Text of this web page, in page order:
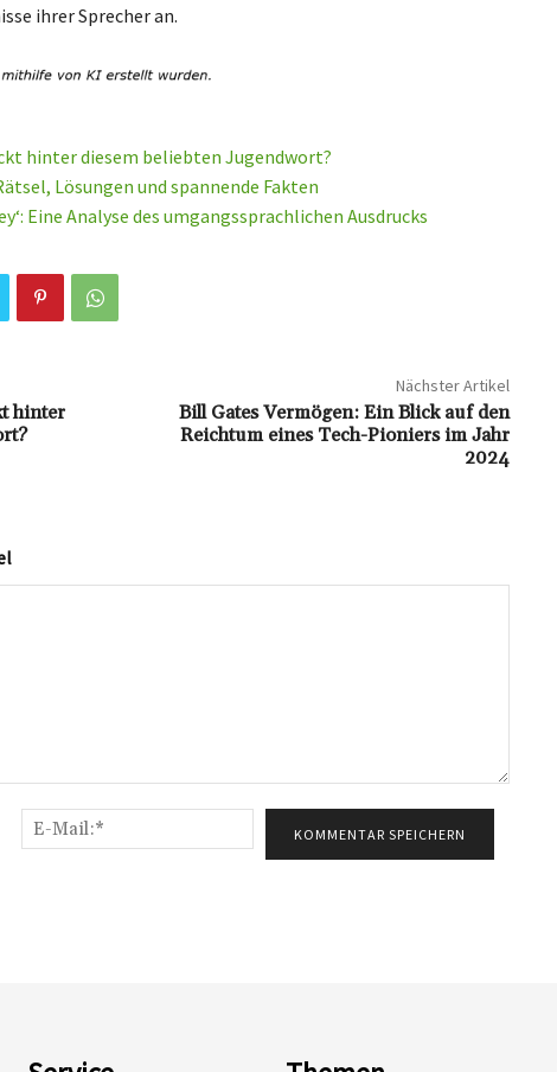
ihrer Sprecher an.
hinter diesem beliebten Jugendwort?
Lösungen und spannende Fakten
Eine Analyse des umgangssprachlichen Ausdrucks
hinter
Nächster Artikel
Bill Gates Vermögen: Ein Blick auf den
Reichtum eines Tech-Pioniers im Jahr
2024
Name:*
Mail:*